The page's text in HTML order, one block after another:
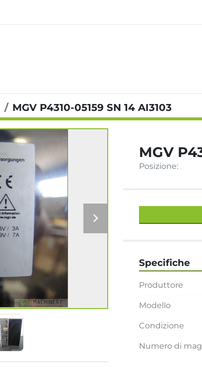
MGV P4310-05159 SN 14 AI3103
MGV
Posizione:
Specifiche
Produttore
Modello
Condizione
Numero di